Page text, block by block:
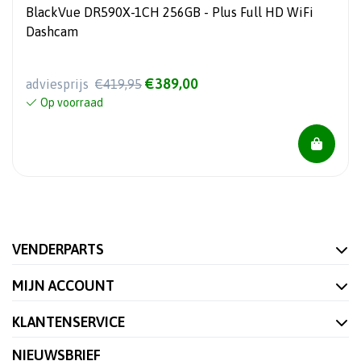
BlackVue DR590X-1CH 256GB - Plus Full HD WiFi
Dashcam
adviesprijs €419,95 €389,00
Op voorraad
VENDERPARTS
MIJN ACCOUNT
KLANTENSERVICE
NIEUWSBRIEF